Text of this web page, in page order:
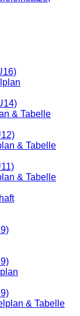
& Tabelle
& Tabelle
& Tabelle
& Tabelle